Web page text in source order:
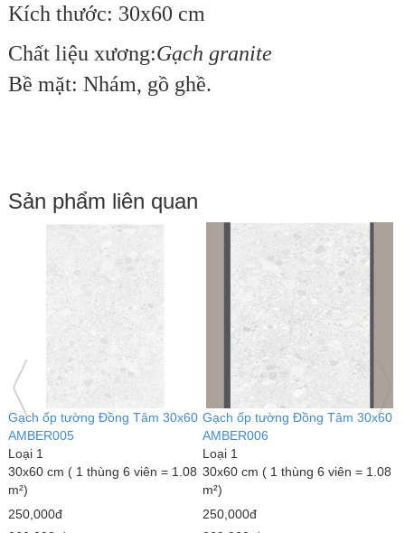
Kích thước: 30x60 cm
Chất liệu xương:Gạch granite
Bề mặt: Nhám, gồ ghề.
Sản phẩm liên quan
Gạch ốp tường Đồng Tâm 30x60
AMBER007
Loại 1
30x60 cm ( 1 thùng 6 viên = 1.08
m²)
250,000đ
Gạch ốp tường Đồng Tâm 30x60
AMBER008
Loại 1
30x60 cm ( 1 thùng 6 viên = 1.08
m²)
250,000đ